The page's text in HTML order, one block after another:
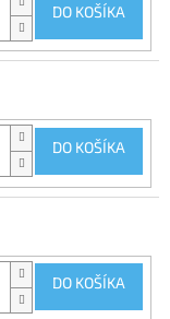
DO KOŠÍKA
DO KOŠÍKA
DO KOŠÍKA